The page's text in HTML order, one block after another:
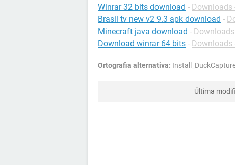
Winrar 32 bits download - Downloads
Brasil tv new v2 9.3 apk download -
Minecraft java download -
Download winrar 64 bits - Downloads
Ortografia alternativa:
Última